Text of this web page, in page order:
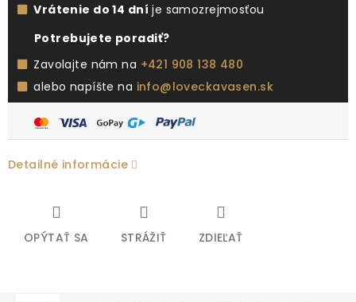
Vrátenie do 14 dní je samozrejmosťou
Potrebujete poradiť?
Zavolajte nám na +421 908 138 480
alebo napíšte na info@loveckavasen.sk
Detailné informácie
OPÝTAŤ SA STRÁŽIŤ ZDIEĽAŤ